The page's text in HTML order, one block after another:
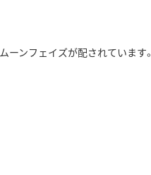
ーンフェイズが配されています。